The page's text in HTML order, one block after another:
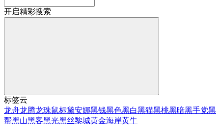
开启精彩搜索
标签云
龙舟龙腾龙珠鼠标黛安娜黑钱黑色黑白黑猫黑桃黑暗黑手党黑
帮黑山黑客黑光黑丝黎城黄金海岸黄牛